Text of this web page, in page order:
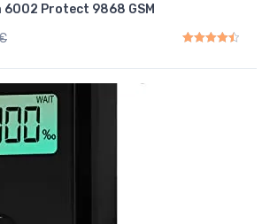
6002 Protect 9868 GSM